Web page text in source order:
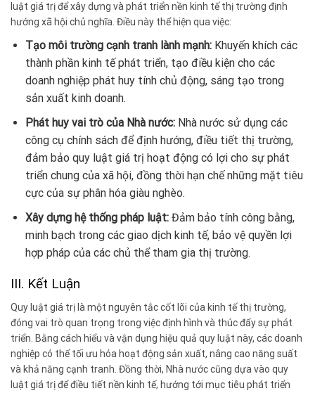
luật giá trị để xây dựng và phát triển nền kinh tế thị trường định
hướng xã hội chủ nghĩa. Điều này thể hiện qua việc:
Tạo môi trường cạnh tranh lành mạnh:Khuyến khích các
thành phần kinh tế phát triển, tạo điều kiện cho các
doanh nghiệp phát huy tính chủ động, sáng tạo trong
sản xuất kinh doanh.
Phát huy vai trò của Nhà nước:Nhà nước sử dụng các
công cụ chính sách để định hướng, điều tiết thị trường,
đảm bảo quy luật giá trị hoạt động có lợi cho sự phát
triển chung của xã hội, đồng thời hạn chế những mặt tiêu
cực của sự phân hóa giàu nghèo.
Xây dựng hệ thống pháp luật:Đảm bảo tính công bằng,
minh bạch trong các giao dịch kinh tế, bảo vệ quyền lợi
hợp pháp của các chủ thể tham gia thị trường.
III. Kết Luận
Quy luật giá trị là một nguyên tắc cốt lõi của kinh tế thị trường,
đóng vai trò quan trọng trong việc định hình và thúc đẩy sự phát
triển. Bằng cách hiểu và vận dụng hiệu quả quy luật này, các doanh
nghiệp có thể tối ưu hóa hoạt động sản xuất, nâng cao năng suất
và khả năng cạnh tranh. Đồng thời, Nhà nước cũng dựa vào quy
luật giá trị để điều tiết nền kinh tế, hướng tới mục tiêu phát triển